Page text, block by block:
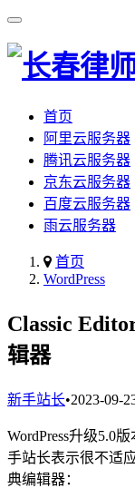
首页
阿里云服务器
腾讯云服务器
京东云服务器
百度云服务器
雨云服务器
首页
WordPress
Classic
辑器
新手站长•2023-09-
WordPress升级5.0
手站长表示很不适
典编辑器：